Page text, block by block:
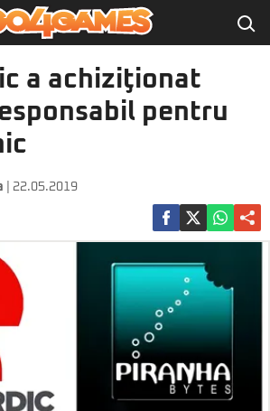
a achiziţionat
pentru
| 22.05.2019